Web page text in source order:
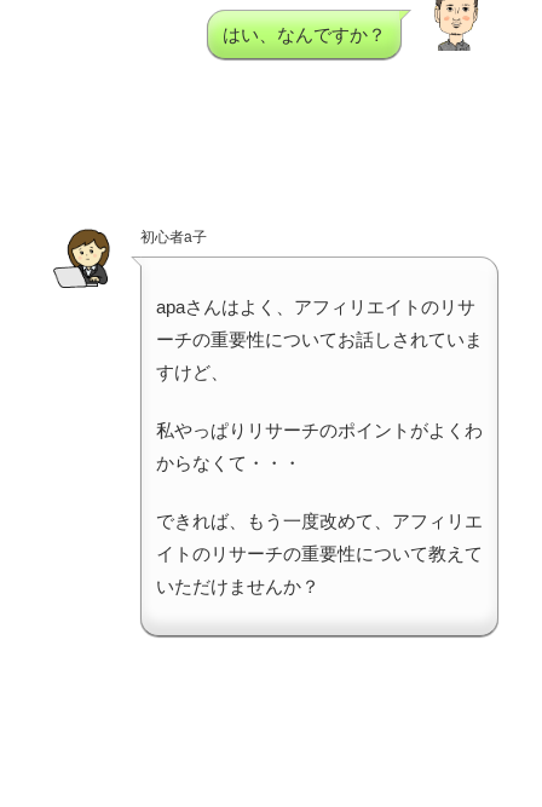
はい、なんですか？
初心者a子
apaさんはよく、アフィリエイトのリサ
ーチの重要性についてお話しされていま
すけど、
私やっぱりリサーチのポイントがよくわ
からなくて・・・
できれば、もう一度改めて、アフィリエ
イトのリサーチの重要性について教えて
いただけませんか？